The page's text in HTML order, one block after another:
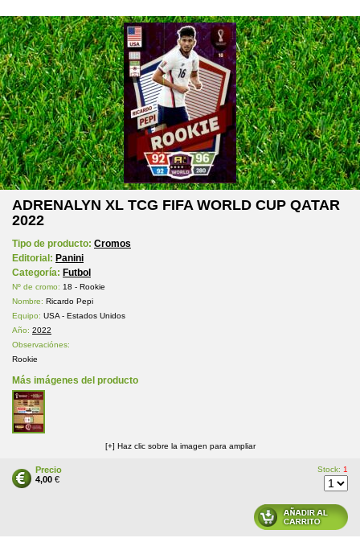
ADRENALYN XL TCG FIFA WORLD CUP QATAR
2022
Tipo de producto: Cromos
Editorial: Panini
Categoría: Futbol
Nº de cromo: 18 - Rookie
Nombre: Ricardo Pepi
Equipo: USA - Estados Unidos
Año: 2022
Observaciónes:
Rookie
Más imágenes del producto
[+] Haz clic sobre la imagen para ampliar
Precio
4,00 €
Stock: 1